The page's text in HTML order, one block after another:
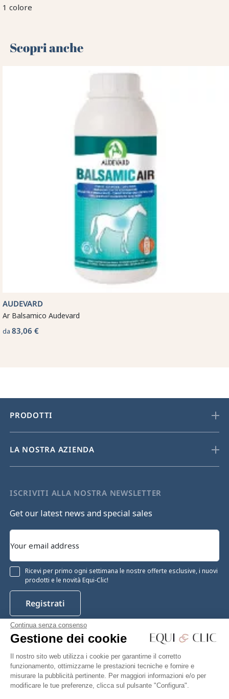
Continua senza consenso
Gestione dei cookie
Il nostro sito web utilizza i cookie per garantirne il corretto
funzionamento, ottimizzarne le prestazioni tecniche e fornire e
misurare la pubblicità pertinente. Per maggiori informazioni e/o per
modificare le tue preferenze, clicca sul pulsante "Configura".
1 colore
Scopri anche 🌻
AUDEVARD
Ar Balsamico Audevard
da 83,06 €
PRODOTTI
LA NOSTRA AZIENDA
ISCRIVITI ALLA NOSTRA NEWSLETTER
Get our latest news and special sales
Ricevi per primo ogni settimana le nostre offerte esclusive, i nuovi
prodotti e le novità Equi-Clic!
Registrati
Facebook Twitter
YouTube
Pinterest
Instagram